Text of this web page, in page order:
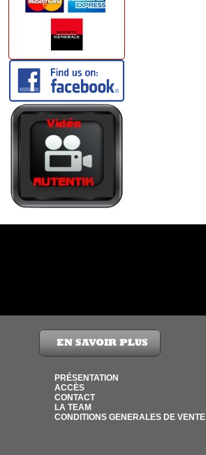
PRÉSENTATION
ACCÈS
CONTACT
LA TEAM
CONDITIONS GENERALES DE VENTE